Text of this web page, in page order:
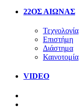
22ΟΣ ΑΙΩΝΑΣ
Τεχνολογία
Επιστήμη
Διάστημα
Καινοτομία
VIDEO